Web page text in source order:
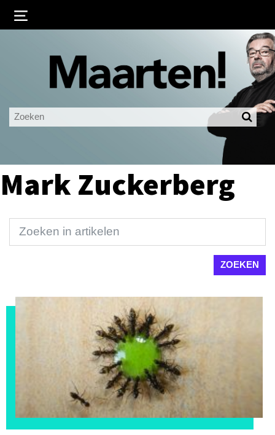
Ingelogd blijven
LOGIN
Mark Zuckerberg